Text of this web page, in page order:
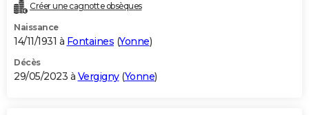
Créer une cagnotte obsèques
Naissance
14/11/1931 à Fontaines (Yonne)
Décès
29/05/2023 à Vergigny(Yonne)